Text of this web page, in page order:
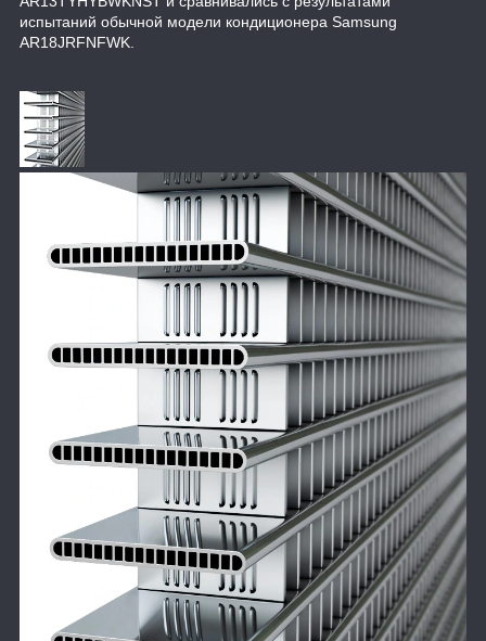
испытаний обычной модели кондиционера Samsung
AR18JRFNFWK.